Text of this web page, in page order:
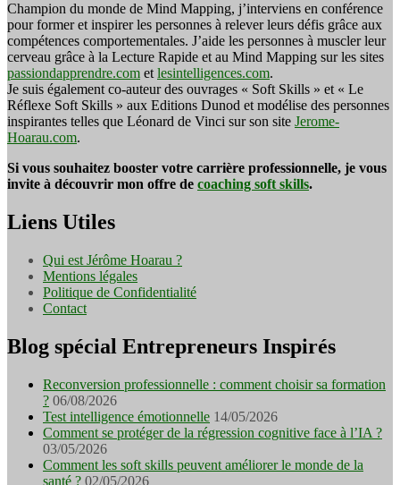
Champion du monde de Mind Mapping, j’interviens en conférence
pour former et inspirer les personnes à relever leurs défis grâce aux
compétences comportementales. J’aide les personnes à muscler leur
cerveau grâce à la Lecture Rapide et au Mind Mapping sur les sites
passiondapprendre.com etlesintelligences.com.
Je suis également co-auteur des ouvrages « Soft Skills » et « Le
Réflexe Soft Skills » aux Editions Dunod et modélise des personnes
inspirantes telles que Léonard de Vinci sur son site Jerome-
Hoarau.com.
Si vous souhaitez booster votre carrière professionnelle, je vous
invite à découvrir mon offre de coaching soft skills.
Liens Utiles
Qui est Jérôme Hoarau ?
Mentions légales
Politique de Confidentialité
Contact
Blog spécial Entrepreneurs Inspirés
Reconversion professionnelle : comment choisir sa formation
? 06/08/2026
Test intelligence émotionnelle 14/05/2026
Comment se protéger de la régression cognitive face à l’IA ?
03/05/2026
Comment les soft skills peuvent améliorer le monde de la
santé ? 02/05/2026